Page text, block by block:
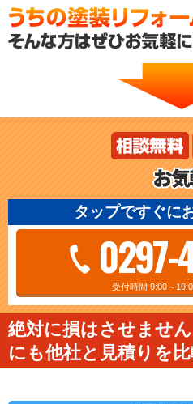
タップですぐに
0297-
受付時間 9:00～
絶対に損はさせませ
にも他社と見積りを